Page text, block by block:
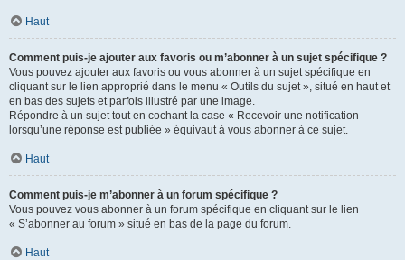
Haut
Comment puis-je ajouter aux favoris ou m’abonner à un sujet spécifique ?
Vous pouvez ajouter aux favoris ou vous abonner à un sujet spécifique en
cliquant sur le lien approprié dans le menu « Outils du sujet », situé en haut et
en bas des sujets et parfois illustré par une image.
Répondre à un sujet tout en cochant la case « Recevoir une notification
lorsqu’une réponse est publiée » équivaut à vous abonner à ce sujet.
Haut
Comment puis-je m’abonner à un forum spécifique ?
Vous pouvez vous abonner à un forum spécifique en cliquant sur le lien
« S’abonner au forum » situé en bas de la page du forum.
Haut